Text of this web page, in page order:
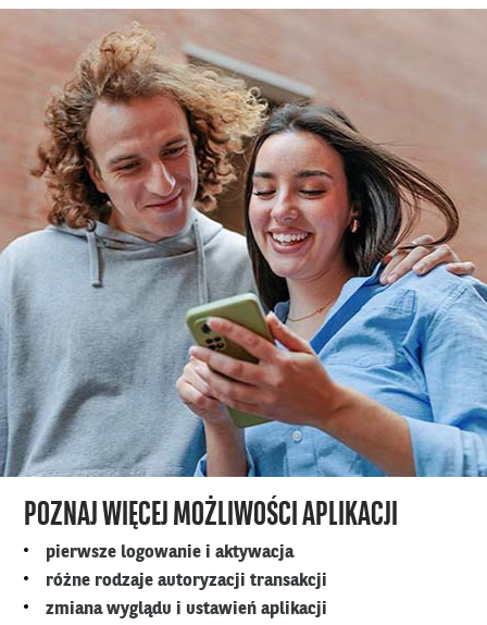
POZNAJ WIĘCEJ MOŻLIWOŚCI APLIKACJI
pierwsze logowanie i aktywacja
różne rodzaje autoryzacji transakcji
zmiana wyglądu i ustawień aplikacji